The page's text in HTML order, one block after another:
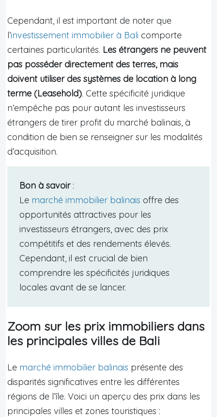
Cependant, il est important de noter que
l’investissement immobilier à Bali comporte
certaines particularités. Les étrangers ne peuvent
pas posséder directement des terres, mais
doivent utiliser des systèmes de location à long
terme (Leasehold). Cette spécificité juridique
n’empêche pas pour autant les investisseurs
étrangers de tirer profit du marché balinais, à
condition de bien se renseigner sur les modalités
d’acquisition.
Bon à savoir:
Le marché immobilier balinais offre des
opportunités attractives pour les
investisseurs étrangers, avec des prix
compétitifs et des rendements élevés.
Cependant, il est crucial de bien
comprendre les spécificités juridiques
locales avant de se lancer.
Zoom sur les prix immobiliers dans
les principales villes de Bali
Le marché immobilier balinais présente des
disparités significatives entre les différentes
régions de l’île. Voici un aperçu des prix dans les
principales villes et zones touristiques :